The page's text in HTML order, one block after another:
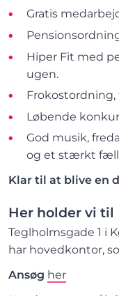
Gratis
Hiper Fit med
ugen.
Frokostordning,
Løbende
God musik,
og et stærkt
Klar til at blive en
Her holder vi til
Teglholmsgade 1 i
har hovedkontor,
Ansøg her